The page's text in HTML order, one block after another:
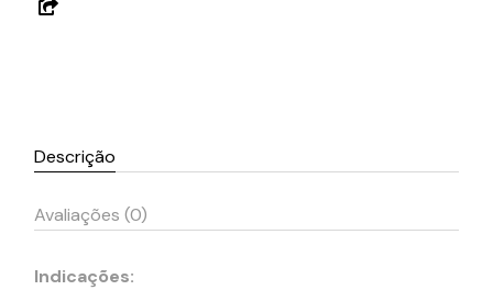
Descrição
Avaliações (0)
Indicações: